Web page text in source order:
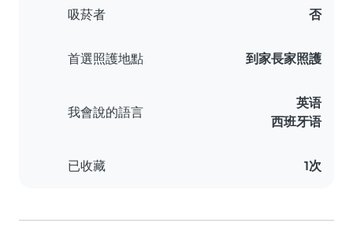
吸菸者 否
首選照護地點 到家長家照護
我會說的語言
英语
西班牙语
已收藏 1次